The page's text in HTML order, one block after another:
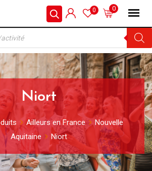
0
0
Niort
Ailleurs en France
Nouvelle
Aquitaine
Niort